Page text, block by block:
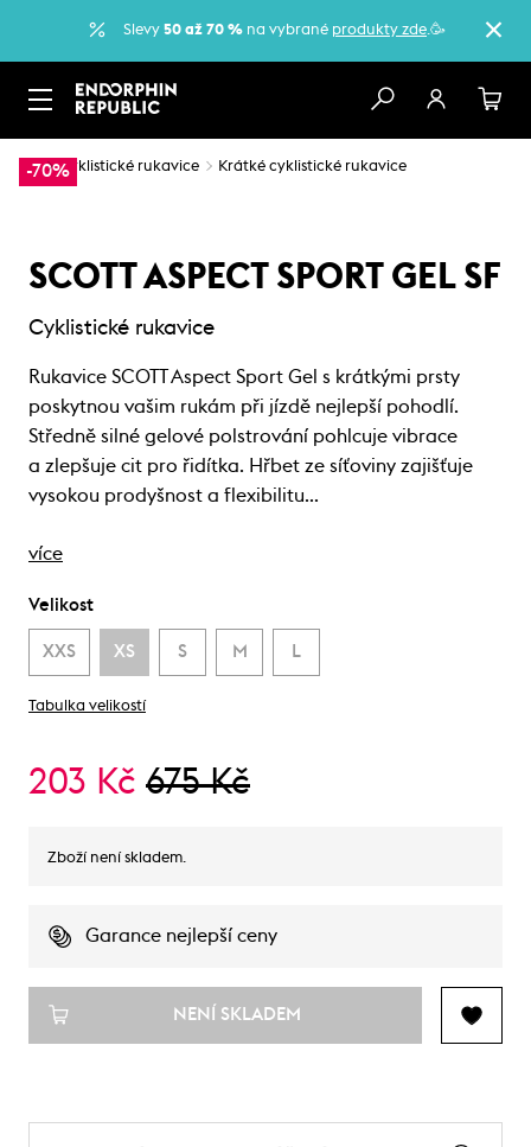
Slevy 50 až 70 % na vybrané produkty zde.🥳
-70%
… Cyklistické rukavice Krátké cyklistické rukavice
SCOTT ASPECT SPORT GEL SF
Cyklistické rukavice
Rukavice SCOTT Aspect Sport Gel s krátkými prsty
poskytnou vašim rukám při jízdě nejlepší pohodlí.
Středně silné gelové polstrování pohlcuje vibrace
a zlepšuje cit pro řidítka. Hřbet ze síťoviny zajišťuje
vysokou prodyšnost a flexibilitu…
více
Velikost
XXS XS S M L
Tabulka velikostí
203 Kč 675 Kč
Zboží není skladem.
Garance nejlepší ceny
NENÍ SKLADEM